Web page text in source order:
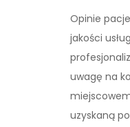
Opinie
jakości
uwagę na
uzyskaną